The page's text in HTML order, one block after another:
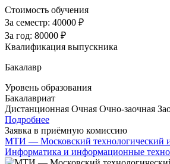
Стоимость обучения
За семестр: 40000 ₽
За год: 80000 ₽
Квалификация выпускника
Бакалавр
Уровень образования
Бакалавриат
Дистанционная Очная Очно-заочная
Подробнее
Заявка в приёмную комиссию
МТИ — Московский технологический
Информатика и информационные